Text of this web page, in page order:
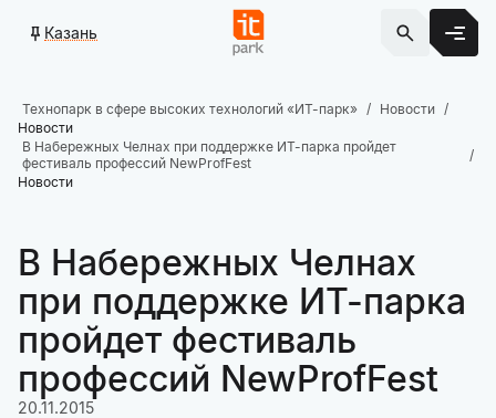
Казань
Технопарк в сфере высоких технологий «ИТ-парк»
Новости
Новости
В Набережных Челнах при поддержке ИТ-парка пройдет
фестиваль профессий NewProfFest
Новости
В Набережных Челнах
при поддержке ИТ-парка
пройдет фестиваль
профессий NewProfFest
20.11.2015